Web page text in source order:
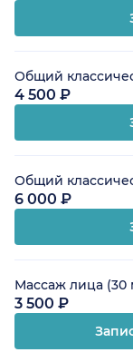
Общий
4 500 ₽
Общий
6 000 ₽
Массаж лица (30
3 500 ₽